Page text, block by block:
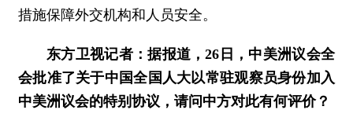
措施保障外交机构和人员安全。
东方卫视记者：据报道，26日，中美洲议会全
会批准了关于中国全国人大以常驻观察员身份加入
中美洲议会的特别协议，请问中方对此有何评价？